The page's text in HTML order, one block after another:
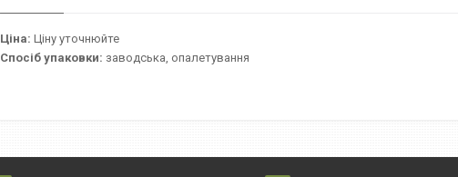
Ціна: Ціну уточнюйте
Спосіб упаковки: заводська, опалетування